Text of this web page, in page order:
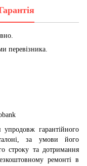
перевізника.
гарантійного
за умови його
строку та дотримання
ремонті в